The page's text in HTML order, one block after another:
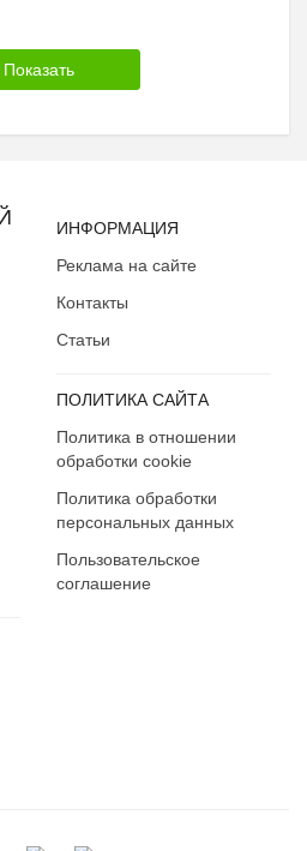
ИНФОРМАЦИЯ
Реклама на сайте
Контакты
Статьи
ПОЛИТИКА САЙТА
Политика в отношении
обработки cookie
Политика обработки
персональных данных
Пользовательское
соглашение